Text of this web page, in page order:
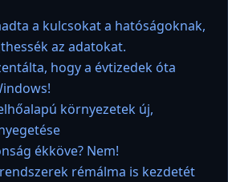
a kulcsokat a hatóságoknak,
az adatokat.
hogy a évtizedek óta
környezetek új,
ékköve? Nem!
rémálma is kezdetét